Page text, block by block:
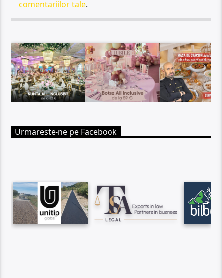
comentariilor tale.
Urmareste-ne pe Facebook